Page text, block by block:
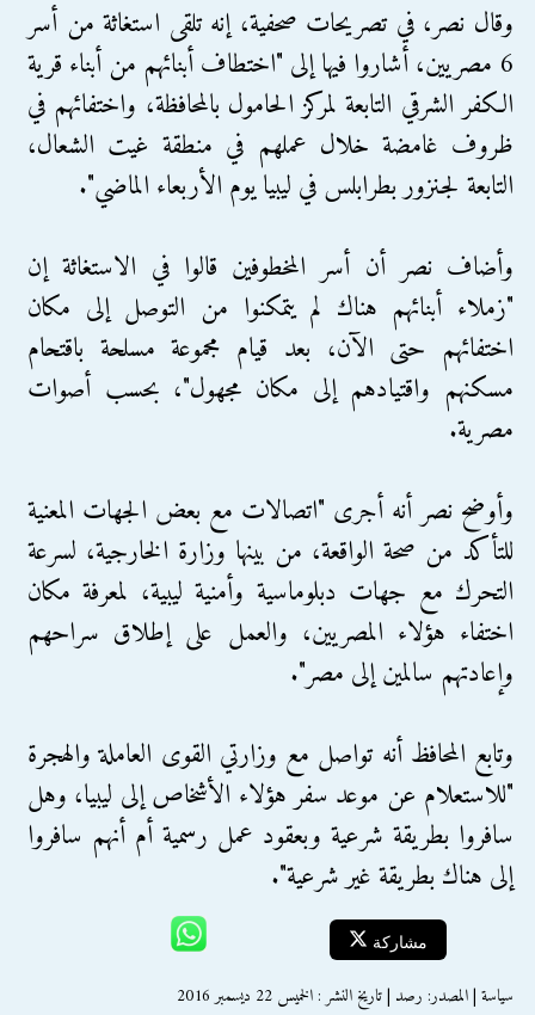
وقال نصر، في تصريحات صحفية، إنه تلقى استغاثة من أسر
6 مصريين، أشاروا فيها إلى "اختطاف أبنائهم من أبناء قرية
الكفر الشرقي التابعة لمركز الحامول بالمحافظة، واختفائهم في
ظروف غامضة خلال عملهم في منطقة غيت الشعال،
التابعة لجنزور بطرابلس في ليبيا يوم الأربعاء الماضي".
وأضاف نصر أن أسر المخطوفين قالوا في الاستغاثة إن
"زملاء أبنائهم هناك لم يتمكنوا من التوصل إلى مكان
اختفائهم حتى الآن، بعد قيام مجموعة مسلحة باقتحام
مسكنهم واقتيادهم إلى مكان مجهول"، بحسب أصوات
مصرية.
وأوضح نصر أنه أجرى "اتصالات مع بعض الجهات المعنية
للتأكد من صحة الواقعة، من بينها وزارة الخارجية، لسرعة
التحرك مع جهات دبلوماسية وأمنية ليبية، لمعرفة مكان
اختفاء هؤلاء المصريين، والعمل على إطلاق سراحهم
وإعادتهم سالمين إلى مصر".
وتابع المحافظ أنه تواصل مع وزارتي القوى العاملة والهجرة
"للاستعلام عن موعد سفر هؤلاء الأشخاص إلى ليبيا، وهل
سافروا بطريقة شرعية وبعقود عمل رسمية أم أنهم سافروا
إلى هناك بطريقة غير شرعية".
مشاركة
سياسة | المصدر: رصد | تاريخ النشر : الخميس 22 ديسمبر 2016